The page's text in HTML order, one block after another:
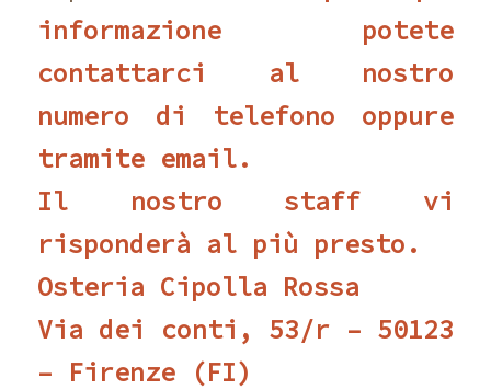
informazione potete
contattarci al nostro
numero di telefono oppure
tramite email.
Il nostro staff vi
risponderà al più presto.
Osteria Cipolla Rossa
Via dei conti, 53/r – 50123
– Firenze (FI)